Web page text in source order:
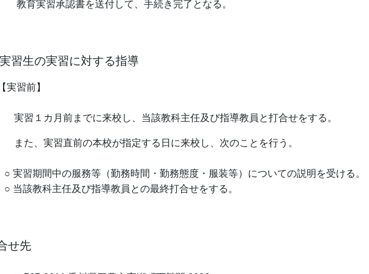
実習承認書を送付して、手続き完了となる。
習生の実習に対する指導
習前】
１カ月前までに来校し、当該教科主任及び指導教員と打合せをする。
、実習直前の本校が指定する日に来校し、次のことを行う。
習期間中の服務等（勤務時間・勤務態度・服装等）についての説明を受ける。
該教科主任及び指導教員との最終打合せをする。
せ先